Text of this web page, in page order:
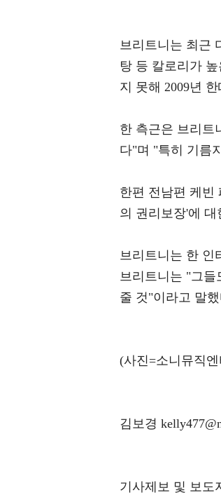
브리트니는 최근
탕 등 칼로리가
지 못해 2009년
한 측근은 브리트
다"며 "특히 기름
한편 전남편 케빈
의 권리보장'에
브리트니는 한 인
브리트니는 "그들
줄 것"이라고 말
(사진=소니뮤직
김보경
기사제보 및 보도